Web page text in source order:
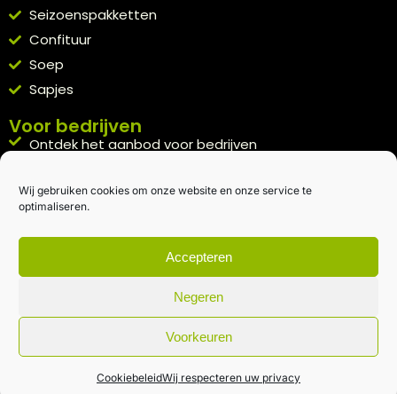
Wij gebruiken cookies om onze website en onze service te
optimaliseren.
Accepteren
Negeren
Voorkeuren
CookiebeleidWij respecteren uw privacy
Seizoenspakketten
Confituur
Soep
Sapjes
Voor bedrijven
Ontdek het aanbod voor bedrijven
Kennismakingspakket aanvragen
Blijft op de hoogte
Rechtstreeks van het veld naar je inbox.
Inschrijven nieuwsbrief
Algemene voorwaarden|Privacybeleid| gemaakt met door
creativitijd